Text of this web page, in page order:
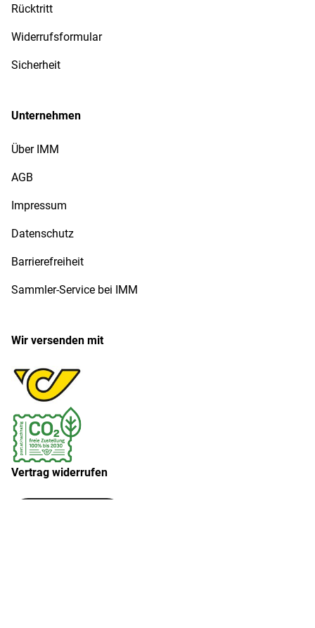
Rücktritt
Widerrufsformular
Sicherheit
Unternehmen
Über IMM
AGB
Impressum
Datenschutz
Barrierefreiheit
Sammler-Service bei IMM
Wir versenden mit
Vertrag widerrufen